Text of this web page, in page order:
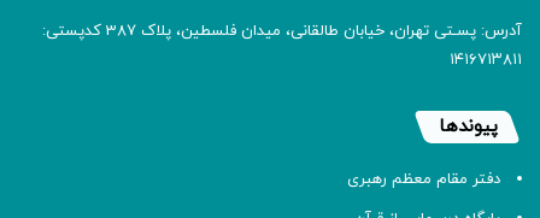
آدرس: پسـتی تهران، خیابان طالقانی، میدان فلسطین، پلاک 387 کدپستی:
۱۴۱۶۷۱۳۸۱۱
پیوندها
دفتر مقام معظم رهبری